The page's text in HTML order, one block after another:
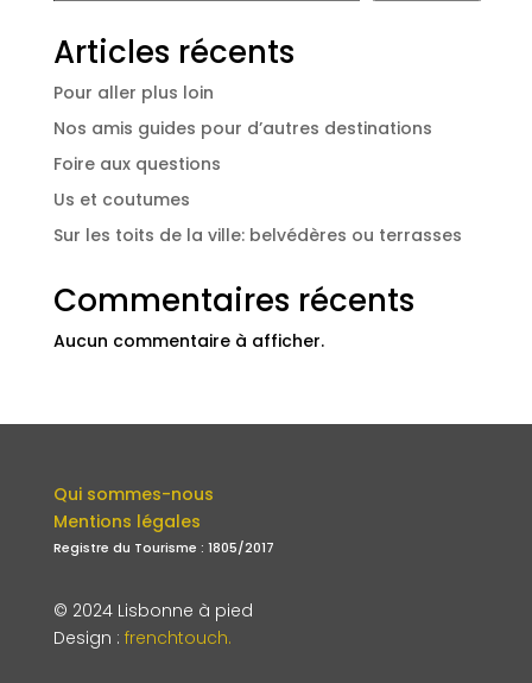
Articles récents
Pour aller plus loin
Nos amis guides pour d’autres destinations
Foire aux questions
Us et coutumes
Sur les toits de la ville: belvédères ou terrasses
Commentaires récents
Aucun commentaire à afficher.
Qui sommes-nous
Mentions légales
Registre du Tourisme : 1805/2017
© 2024 Lisbonne à pied
Design : frenchtouch.